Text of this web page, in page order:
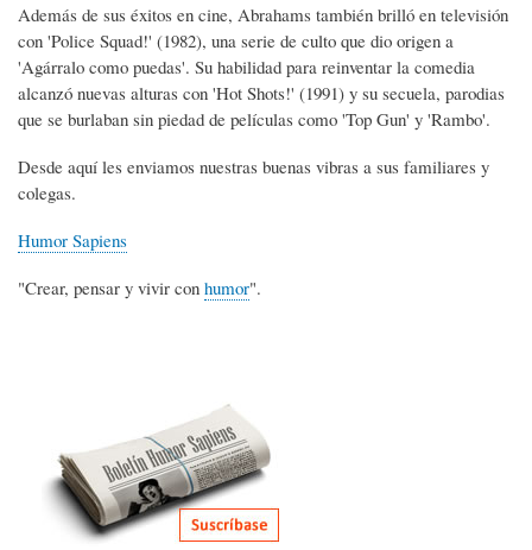
Además de sus éxitos en cine, Abrahams también brilló en televisión
con 'Police Squad!' (1982), una serie de culto que dio origen a
'Agárralo como puedas'. Su habilidad para reinventar la comedia
alcanzó nuevas alturas con 'Hot Shots!' (1991) y su secuela, parodias
que se burlaban sin piedad de películas como 'Top Gun' y 'Rambo'.
Desde aquí les enviamos nuestras buenas vibras a sus familiares y
colegas.
Humor Sapiens
"Crear, pensar y vivir con humor".